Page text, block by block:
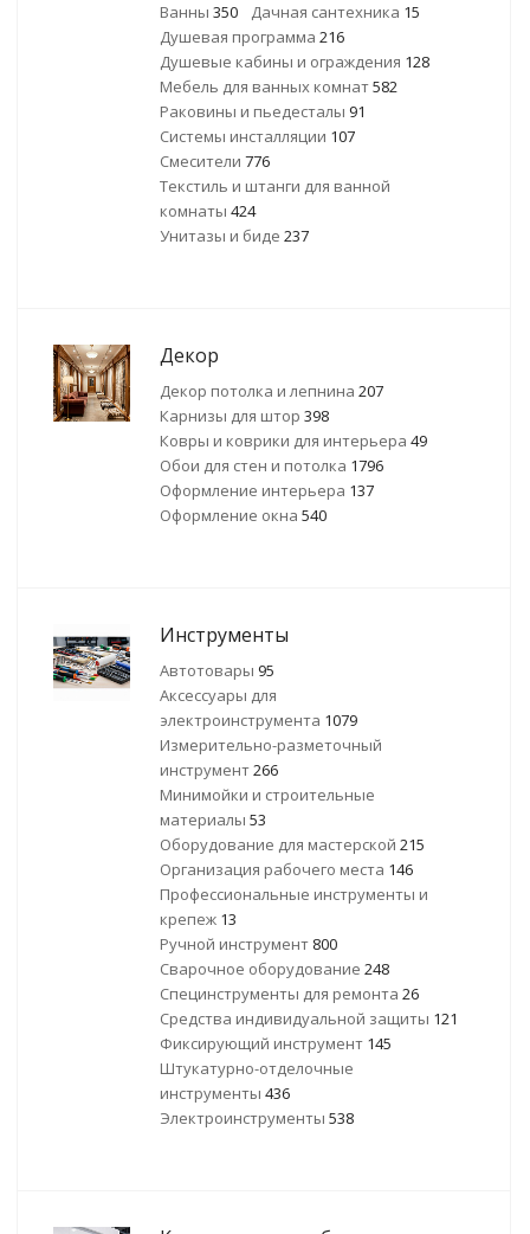
Ванны 350 Дачная сантехника 15
Душевая программа 216
Душевые кабины и ограждения 128
Мебель для ванных комнат582
Раковины и пьедесталы 91
Системы инсталляции 107
Смесители 776
Текстиль и штанги для ванной
комнаты 424
Унитазы и биде 237
Декор
Декор потолка и лепнина 207
Карнизы для штор 398
Ковры и коврики для интерьера 49
Обои для стен и потолка 1796
Оформление интерьера 137
Оформление окна 540
Инструменты
Автотовары 95
Аксессуары для
электроинструмента 1079
Измерительно-разметочный
инструмент266
Минимойки и строительные
материалы 53
Оборудование для мастерской 215
Организация рабочего места 146
Профессиональные инструменты и
крепеж 13
Ручной инструмент 800
Сварочное оборудование 248
Специнструменты для ремонта 26
Средства индивидуальной защиты 121
Фиксирующий инструмент 145
Штукатурно-отделочные
инструменты 436
Электроинструменты 538